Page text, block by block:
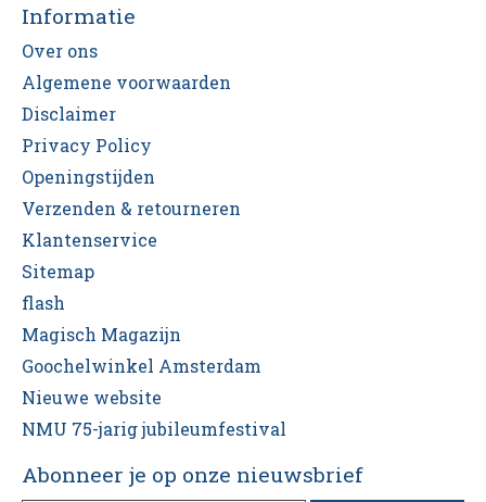
Informatie
Over ons
Algemene voorwaarden
Disclaimer
Privacy Policy
Openingstijden
Verzenden & retourneren
Klantenservice
Sitemap
flash
Magisch Magazijn
Goochelwinkel Amsterdam
Nieuwe website
NMU 75-jarig jubileumfestival
Abonneer je op onze nieuwsbrief